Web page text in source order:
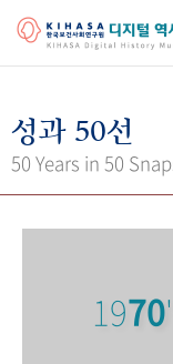
걸어온 길 기관 변천
키
성과 50선
50 Years in 50
1970'